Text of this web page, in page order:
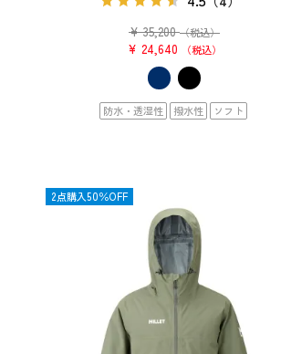
¥ 35,200 （税込）
¥ 24,640 税込
防水・透湿性 撥水性 ソフト
OUTLET
2点購入50％OFF